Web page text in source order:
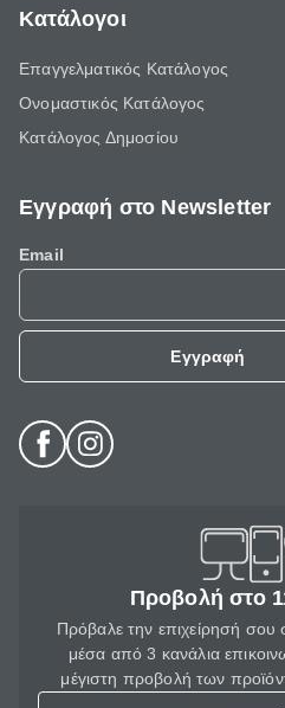
Κατάλογοι
Επαγγελματικός Κατάλογος
Ονομαστικός Κατάλογος
Κατάλογος Δημοσίου
Εγγραφή στο Newsletter
Email
Εγγραφή
Προβολή στο
Πρόβαλε την επιχείρησή
μέσα από 3 κανάλια
μέγιστη προβολή των